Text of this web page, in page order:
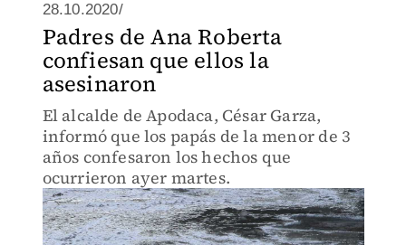
28.10.2020/
Padres de Ana Roberta
confiesan que ellos la
asesinaron
El alcalde de Apodaca, César Garza,
informó que los papás de la menor de 3
años confesaron los hechos que
ocurrieron ayer martes.